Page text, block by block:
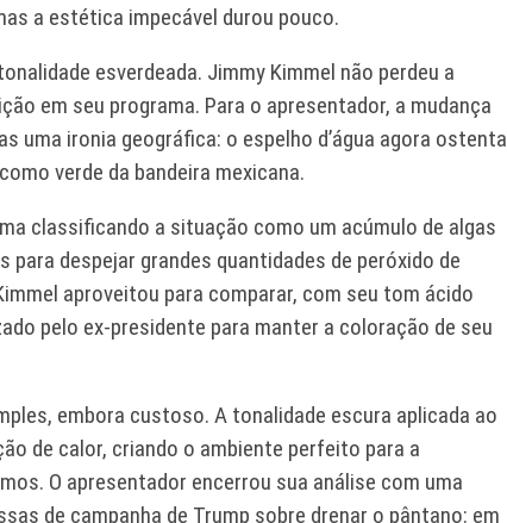
a estética impecável durou pouco.
esverdeada. Jimmy Kimmel não perdeu a
em seu programa. Para o apresentador, a mudança
uma ironia geográfica: o espelho d’água agora ostenta
verde da bandeira mexicana.
classificando a situação como um acúmulo de algas
despejar grandes quantidades de peróxido de
aproveitou para comparar, com seu tom ácido
pelo ex-presidente para manter a coloração de seu
embora custoso. A tonalidade escura aplicada ao
de calor, criando o ambiente perfeito para a
O apresentador encerrou sua análise com uma
de campanha de Trump sobre drenar o pântano: em